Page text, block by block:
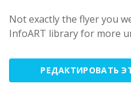
Not exactly the flyer you
InfoART library for more
РЕДАКТИРОВАТЬ